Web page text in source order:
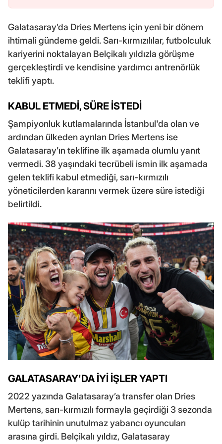
Galatasaray’da Dries Mertens için yeni bir dönem
ihtimali gündeme geldi. Sarı-kırmızılılar, futbolculuk
kariyerini noktalayan Belçikalı yıldızla görüşme
gerçekleştirdi ve kendisine yardımcı antrenörlük
teklifi yaptı.
KABUL ETMEDİ, SÜRE İSTEDİ
Şampiyonluk kutlamalarında İstanbul'da olan ve
ardından ülkeden ayrılan Dries Mertens ise
Galatasaray’ın teklifine ilk aşamada olumlu yanıt
vermedi. 38 yaşındaki tecrübeli ismin ilk aşamada
gelen teklifi kabul etmediği, sarı-kırmızılı
yöneticilerden kararını vermek üzere süre istediği
belirtildi.
GALATASARAY'DA İYİ İŞLER YAPTI
2022 yazında Galatasaray’a transfer olan Dries
Mertens, sarı-kırmızılı formayla geçirdiği 3 sezonda
kulüp tarihinin unutulmaz yabancı oyuncuları
arasına girdi. Belçikalı yıldız, Galatasaray